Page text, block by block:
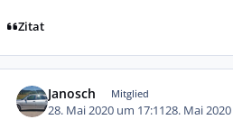
Zitat
Janosch Mitglied
28. Mai 2020 um 17:1128. Mai 2020